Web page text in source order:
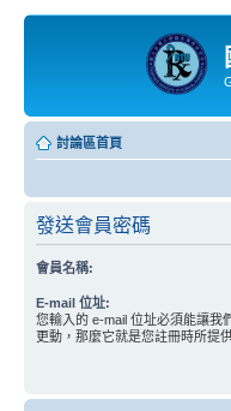
討論區首頁
發送會員密碼
會員名稱:
E-mail 位址:
您輸入的 e-mail 位址必須能讓我
更動，那麼它就是您註冊時所提